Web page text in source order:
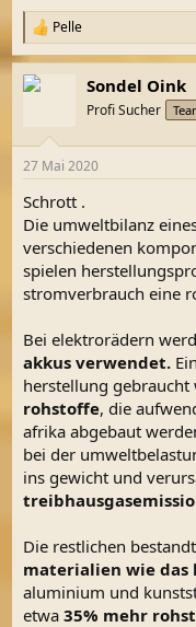
R
e
a
k
e
:
Pelle
Sondel Oink
Profi Sucher
27 Mai 2020
Schrott .
Die umweltbilanz
verschiedenen
spielen
stromverbrauch eine
Bei elektrorädern
akkus verwendet.
herstellung
rohstoffe, die
afrika abgebaut
bei der
ins gewicht und
Die restlichen
materialien wie das
aluminium und
etwa35% mehr